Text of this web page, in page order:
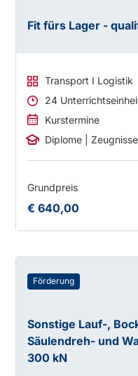
Fit fürs Lager -
Transport I Logistik
24
Kurstermine
Diplome | Zeugnisse
Grundpreis
€ 640,00
Förderung
Sonstige Lauf-,
Säulendreh- und
300 kN